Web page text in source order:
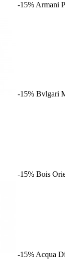
-15% Armani
-15% Bvlgari
-15% Bois
-15% Acqua